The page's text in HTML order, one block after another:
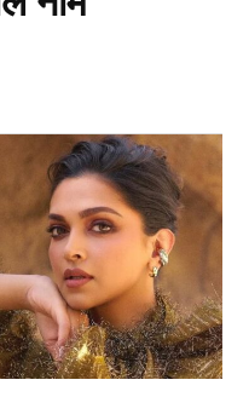
में रखते हुए एशिया कप
टी20 फॉर्मेट में किया जा
के स्टार तेज गेंदबाज
Article